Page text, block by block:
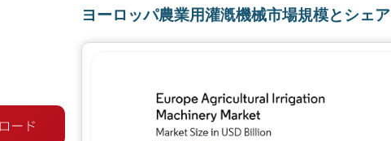
ヨーロッパ農業用灌漑機械市場規模とシェア